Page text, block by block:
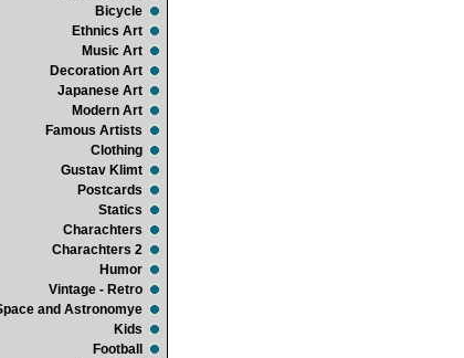
Bicycle
Ethnics Art
Music Art
Decoration Art
Japanese Art
Modern Art
Famous Artists
Clothing
Gustav Klimt
Postcards
Statics
Charachters
Charachters 2
Humor
Vintage - Retro
and Astronomye
Kids
Football